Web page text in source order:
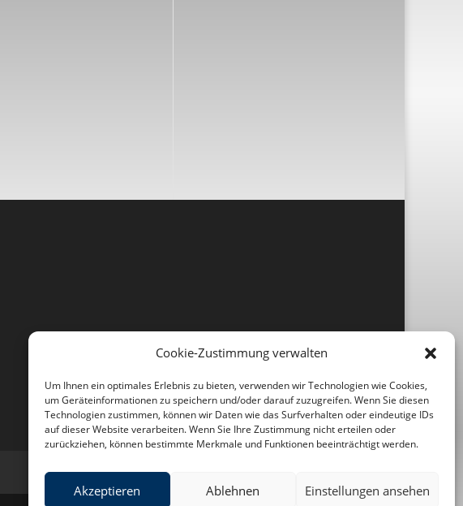
Cookie-Zustimmung verwalten
Um Ihnen ein optimales Erlebnis zu bieten, verwenden wir Technologien wie Cookies,
um Geräteinformationen zu speichern und/oder darauf zuzugreifen. Wenn Sie diesen
Technologien zustimmen, können wir Daten wie das Surfverhalten oder eindeutige IDs
auf dieser Website verarbeiten. Wenn Sie Ihre Zustimmung nicht erteilen oder
zurückziehen, können bestimmte Merkmale und Funktionen beeinträchtigt werden.
Akzeptieren Ablehnen Einstellungen ansehen